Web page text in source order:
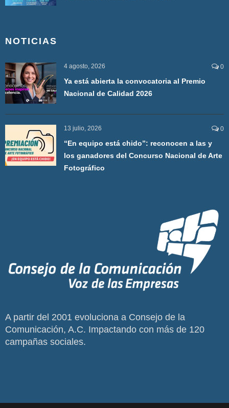
NOTICIAS
4 agosto, 2026 0
Ya está abierta la convocatoria al Premio
Nacional de Calidad 2026
13 julio, 2026 0
“En equipo está chido”: reconocen a las y
los ganadores del Concurso Nacional de Arte
Fotográfico
A partir del 2001 evoluciona a Consejo de la
Comunicación, A.C. Impactando con más de 120
campañas sociales.